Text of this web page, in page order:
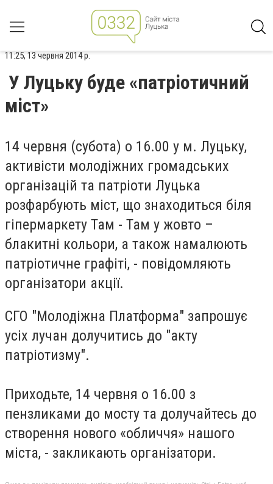
11:25, 13 червня 2014 р.
У Луцьку буде «патріотичний
міст»
14 червня (субота) о 16.00 у м. Луцьку,
активісти молодіжних громадських
організацій та патріоти Луцька
розфарбують міст, що знаходиться біля
гіпермаркету Там - Там у жовто –
блакитні кольори, а також намалюють
патріотичне графіті, - повідомляють
організатори акції.
СГО "Молодіжна Платформа" запрошує
усіх лучан долучитись до "акту
патріотизму".
Приходьте, 14 червня о 16.00 з
пензликами до мосту та долучайтесь до
створення нового «обличчя» нашого
міста, - закликають організатори.